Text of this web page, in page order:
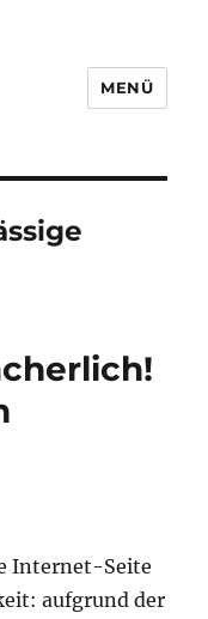
MENÜ
Internet-Seite
aufgrund der